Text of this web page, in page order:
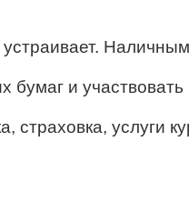
бумаг и
страховка, услуги